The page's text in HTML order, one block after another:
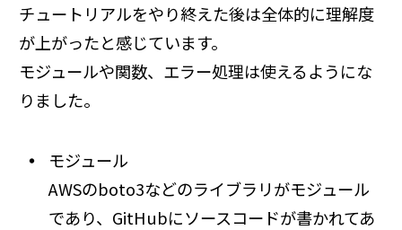
チュートリアルをやり終えた後は全体的に理解度
が上がったと感じています。
モジュールや関数、エラー処理は使えるようにな
りました。
モジュール
AWSのboto3などのライブラリがモジュール
であり、GitHubにソースコードが書かれてあ